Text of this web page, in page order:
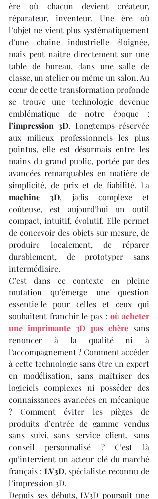
ère où chacun devient créateur,
réparateur, inventeur. Une ère où
l’objet ne vient plus systématiquement
d’une chaîne industrielle éloignée,
mais peut naître directement sur une
table de bureau, dans une salle de
classe, un atelier ou même un salon. Au
cœur de cette transformation profonde
se trouve une technologie devenue
l’impression 3D. Longtemps réservée
aux milieux professionnels les plus
pointus, elle est désormais entre les
mains du grand public, portée par des
avancées remarquables en matière de
machine 3D, jadis complexe et
coûteuse, est aujourd’hui un outil
compact, intuitif, évolutif. Elle permet
de concevoir des objets sur mesure, de
produire localement, de réparer
durablement, de prototyper sans
intermédiaire.
C’est dans ce contexte en pleine
mutation qu’émerge une question
essentielle pour celles et ceux qui
souhaitent franchir le pas : où acheter
une imprimante 3D pas chère sans
renoncer à la qualité ni à
l’accompagnement ? Comment accéder
à cette technologie sans être un expert
en modélisation, sans maîtriser des
logiciels complexes ni posséder des
connaissances avancées en mécanique
? Comment éviter les pièges de
produits d’entrée de gamme vendus
sans suivi, sans service client, sans
conseil personnalisé ? C’est là
qu’intervient un acteur clé du marché
français : LV3D, spécialiste reconnu de
l’impression 3D.
Depuis ses débuts, LV3D poursuit une